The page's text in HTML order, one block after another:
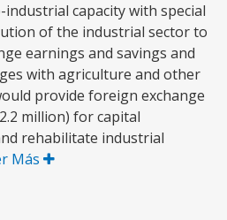
capacity with special
of the industrial sector to
earnings and savings and
with agriculture and other
provide foreign exchange
million) for capital
rehabilitate industrial
Más